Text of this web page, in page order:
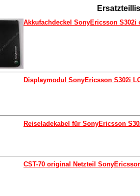
Akkufachdeckel SonyEricsson S302i
Displaymodul SonyEricsson S302i
Reiseladekabel für SonyEricsson
CST-70 original Netzteil